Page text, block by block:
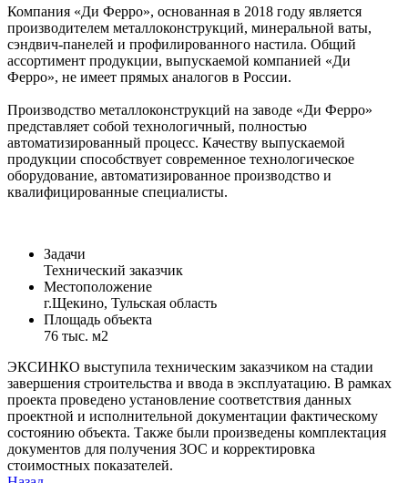
Компания «Ди Ферро», основанная в 2018 году является
производителем металлоконструкций, минеральной ваты,
сэндвич-панелей и профилированного настила. Общий
ассортимент продукции, выпускаемой компанией «Ди
Ферро», не имеет прямых аналогов в России.
Производство металлоконструкций на заводе «Ди Ферро»
представляет собой технологичный, полностью
автоматизированный процесс. Качеству выпускаемой
продукции способствует современное технологическое
оборудование, автоматизированное производство и
квалифицированные специалисты.
Задачи
Технический заказчик
Местоположение
г.Щекино, Тульская область
Площадь объекта
76 тыс. м2
ЭКСИНКО выступила техническим заказчиком на стадии
завершения строительства и ввода в эксплуатацию. В рамках
проекта проведено установление соответствия данных
проектной и исполнительной документации фактическому
состоянию объекта. Также были произведены комплектация
документов для получения ЗОС и корректировка
стоимостных показателей.